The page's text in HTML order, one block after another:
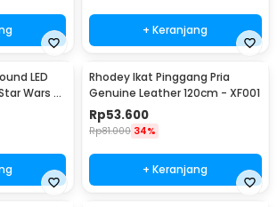
+ Keranjang
LED
Wars -
Rhodey Ikat Pinggang Pria
Genuine Leather 120cm - XF001
Rp53.600
Rp81.000 34%
+ Keranjang